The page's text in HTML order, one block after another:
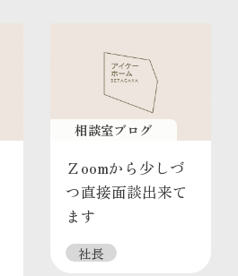
相談室ブログ
Ｚoomから少しづ
つ直接面談出来て
ます
社長